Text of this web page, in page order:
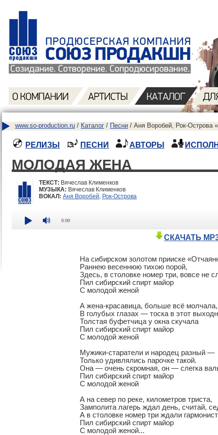
www.so-production.ru / Каталог / Песни / Аня Воробей, Рок-Острова
РЕЛИЗЫ ПЕСНИ АВТОРЫ
МОЛОДАЯ ЖЕНА
ТЕКСТ: Вячеслав Клименков
МУЗЫКА: Вячеслав Клименков
ВОКАЛ: Аня Воробей Рок-Острова
0:00
СКАЧАТЬ
На сибирском золотом прииске
Раннею весеннюю тихою порой,
Здесь, в столовке номер три, вовсе не
Пил сибирский спирт майор
С молодой женой
А жена-красавица, больше всё молчала,
В голубых глазах — тоска в этот
Толстая буфетчица у окна скучала
Пил сибирский спирт майор
С молодой женой
Мужики-старатели и народец разный —
Только удивлялись парочке такой.
Она — очень скромная, он — слегка
Пил сибирский спирт майор
С молодой женой
А на север по реке, километров триста,
Замполита лагерь ждал день, считай,
А в столовке номер три ждали
Пил сибирский спирт майор
С молодой женой...